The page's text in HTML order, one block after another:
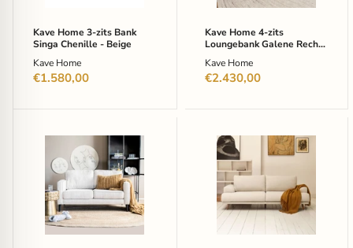
Kave Home 3-zits Bank
Singa Chenille - Beige
Kave Home
€1.580,00
-
Beige
Kave Home 4-zits
Loungebank Galene Rechts
Kave Home
€2.430,00
SEVN
Paulette
zits,
Chenille
Naturel
Kave
Home
zits
Bank
Karin
231cm